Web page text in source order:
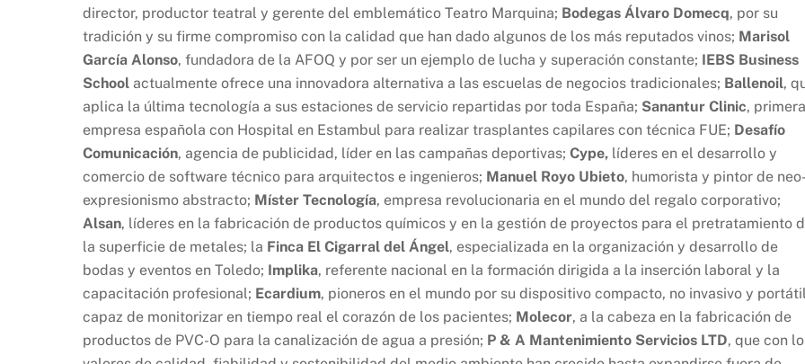
director, productor teatral y gerente del emblemático Teatro Marquina; Bodegas Álvaro Domecq, por su
tradición y su firme compromiso con la calidad que han dado algunos de los más reputados vinos; Marisol
García Alonso, fundadora de la AFOQ y por ser un ejemplo de lucha y superación constante; IEBS Business
School actualmente ofrece una innovadora alternativa a las escuelas de negocios tradicionales; Ballenoil,
aplica la última tecnología a sus estaciones de servicio repartidas por toda España; Sanantur Clinic, primera
empresa española con Hospital en Estambul para realizar trasplantes capilares con técnica FUE; Desafío
Comunicación, agencia de publicidad, líder en las campañas deportivas; Cype, líderes en el desarrollo y
comercio de software técnico para arquitectos e ingenieros; Manuel Royo Ubieto, humorista y pintor de neo-
expresionismo abstracto; Míster Tecnología, empresa revolucionaria en el mundo del regalo corporativo;
Alsan, líderes en la fabricación de productos químicos y en la gestión de proyectos para el pretratamiento
la superficie de metales; la Finca El Cigarral del Ángel, especializada en la organización y desarrollo de
bodas y eventos en Toledo; Implika, referente nacional en la formación dirigida a la inserción laboral y la
capacitación profesional; Ecardium, pioneros en el mundo por su dispositivo compacto, no invasivo y portátil
capaz de monitorizar en tiempo real el corazón de los pacientes; Molecor, a la cabeza en la fabricación de
productos de PVC-O para la canalización de agua a presión; P & A Mantenimiento Servicios LTD, que con